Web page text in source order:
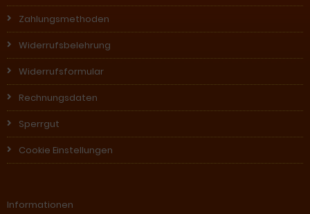
Zahlungsmethoden
Widerrufsbelehrung
Widerrufsformular
Rechnungsdaten
Sperrgut
Cookie Einstellungen
Informationen